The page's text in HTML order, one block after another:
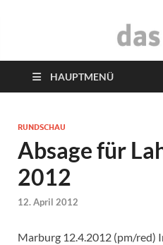
das
HAUPTMENÜ
RUNDSCHAU
Absage für
2012
12. April 2012
Marburg 12.4.2012 (pm/red)